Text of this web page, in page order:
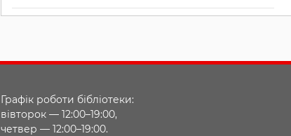
Графік роботи бібліотеки:
вівторок — 12:00–19:00,
четвер — 12:00–19:00.